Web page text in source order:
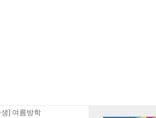
] 여름방학